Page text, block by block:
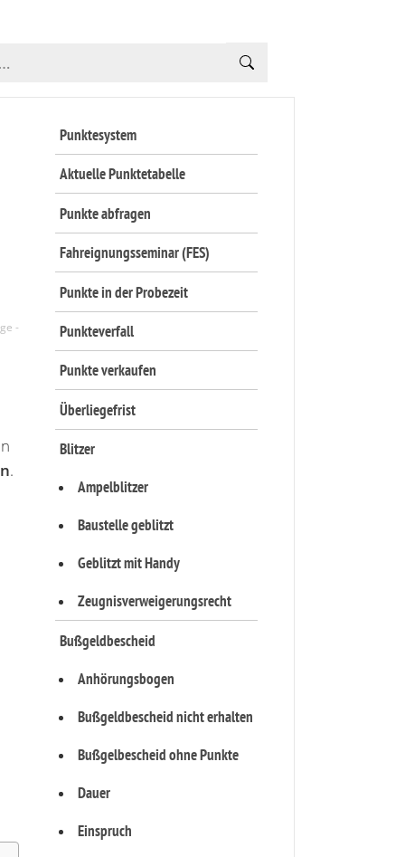
Punktesystem
Aktuelle Punktetabelle
Punkte abfragen
Fahreignungsseminar (FES)
Punkte in der Probezeit
Punkteverfall
Punkte verkaufen
Überliegefrist
Blitzer
Ampelblitzer
Baustelle geblitzt
Geblitzt mit Handy
Zeugnisverweigerungsrecht
Bußgeldbescheid
Anhörungsbogen
Bußgeldbescheid nicht erhalten
Bußgelbescheid ohne Punkte
Dauer
Einspruch
.